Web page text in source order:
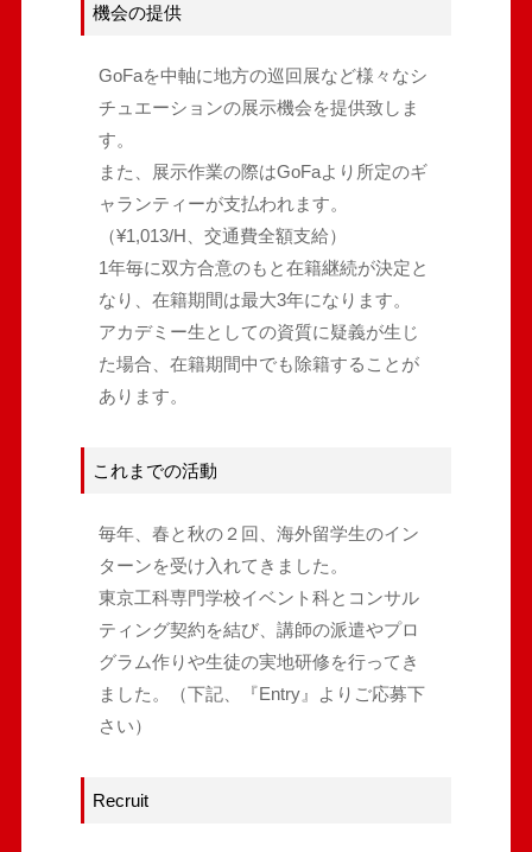
機会の提供
GoFaを中軸に地方の巡回展など様々なシ
チュエーションの展示機会を提供致しま
す。
また、展示作業の際はGoFaより所定のギ
ャランティーが支払われます。
（¥1,013/H、交通費全額支給）
1年毎に双方合意のもと在籍継続が決定と
なり、在籍期間は最大3年になります。
アカデミー生としての資質に疑義が生じ
た場合、在籍期間中でも除籍することが
あります。
これまでの活動
毎年、春と秋の２回、海外留学生のイン
ターンを受け入れてきました。
東京工科専門学校イベント科とコンサル
ティング契約を結び、講師の派遣やプロ
グラム作りや生徒の実地研修を行ってき
ました。（下記、『Entry』よりご応募下
さい）
Recruit